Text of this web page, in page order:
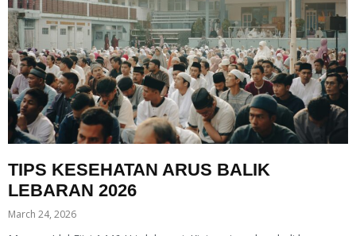
TIPS KESEHATAN ARUS BALIK
LEBARAN 2026
March 24, 2026